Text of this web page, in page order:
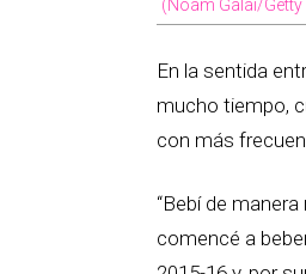
(Noam Galai/Getty
En la sentida
mucho tiempo,
con más
“Bebí de
comencé a